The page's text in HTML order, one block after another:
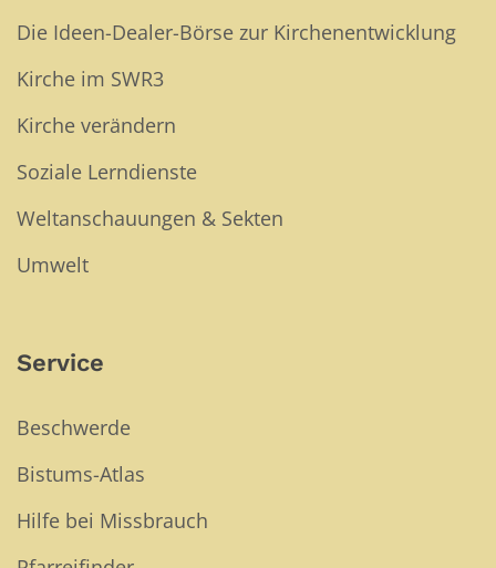
Die Ideen-Dealer-Börse zur Kirchenentwicklung
Kirche im SWR3
Kirche verändern
Soziale Lerndienste
Weltanschauungen & Sekten
Umwelt
Service
Beschwerde
Bistums-Atlas
Hilfe bei Missbrauch